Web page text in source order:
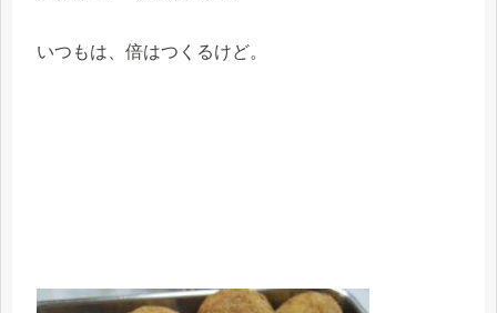
いつもは、倍はつくるけど。